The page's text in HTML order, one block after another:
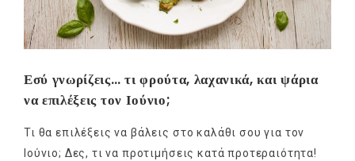
Εσύ γνωρίζεις… τι φρούτα, λαχανικά, και ψάρια
να επιλέξεις τον Ιούνιο;
Τι θα επιλέξεις να βάλεις στο καλάθι σου για τον
Ιούνιο; Δες, τι να προτιμήσεις κατά προτεραιότητα!